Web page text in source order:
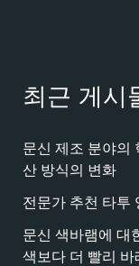
최근 게시
문신 제조 분야의
산 방식의 변화
전문가 추천 타투
문신 색바램에 대
색보다 더 빨리 바